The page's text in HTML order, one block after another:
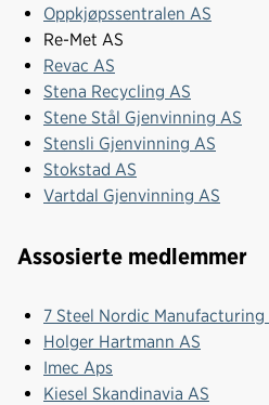
Oppkjøpssentralen AS
Re-Met AS
Revac AS
Stena Recycling AS
Stene Stål Gjenvinning AS
Stensli Gjenvinning AS
Stokstad AS
Vartdal Gjenvinning AS
Assosierte medlemmer
7 Steel Nordic Manufacturing
Holger Hartmann AS
Imec Aps
Kiesel Skandinavia AS